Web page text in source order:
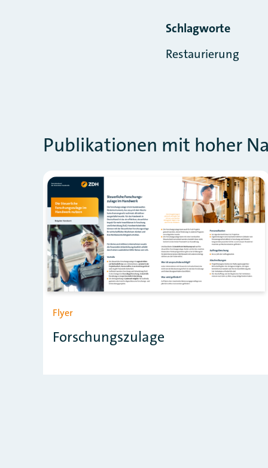
Schlagworte
Restaurierung
Publikationen mit hoher
Flyer
Forschungszulage